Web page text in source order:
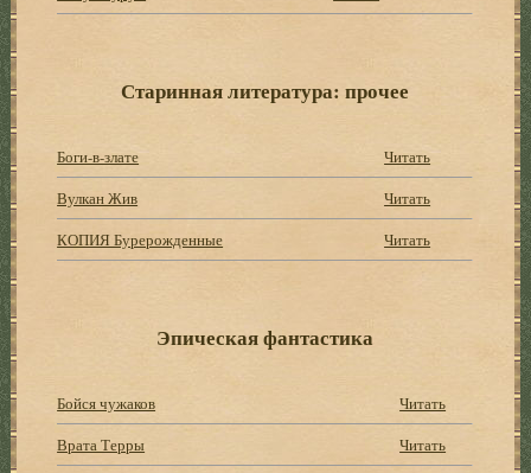
Старинная литература: прочее
Боги-в-злате
Читать
Вулкан Жив
Читать
КОПИЯ Бурерожденные
Читать
Эпическая фантастика
Бойся чужаков
Читать
Врата Терры
Читать